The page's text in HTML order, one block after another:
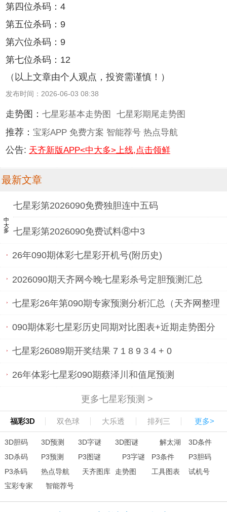
第四位杀码：4
第五位杀码：9
第六位杀码：9
第七位杀码：12
（以上文章由个人观点，投资需谨慎！）
发布时间：2026-06-03 08:38
走势图： 七星彩基本走势图 七星彩期尾走势图
推荐： 宝彩APP 免费方案 智能荐号 热点导航
公告: 天齐新版APP<中大多>上线,点击领鲜
最新文章
中大多
七星彩第2026090免费独胆连中五码
七星彩第2026090免费试料⑧中3
26年090期体彩七星彩开机号(附历史)
2026090期天齐网今晚七星彩杀号定胆预测汇总
七星彩26年第090期专家预测分析汇总（天齐网整理
发布）
090期体彩七星彩历史同期对比图表+近期走势图分
析七星彩26089期开奖结果 7 1 8 9 3 4 + 0
26年体彩七星彩090期蔡泽川和值尾预测
更多七星彩预测 >
福彩3D 双色球 大乐透 排列三 更多>
3D胆码 3D预测 3D字谜 3D图谜 解太湖
3D条件
3D杀码
P3预测 P3图谜 P3字谜 P3条件
P3胆码
P3杀码
热点导航 天齐图库 走势图 工具图表
试机号
宝彩专家
智能荐号